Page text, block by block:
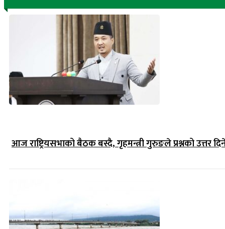
आज राष्ट्रियसभाको बैठक बस्दै, गृहमन्त्री गुरुङले प्रश्नको उत्तर